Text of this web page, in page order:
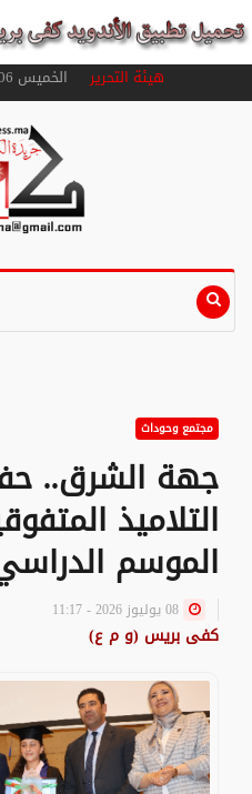
هيئة التحريرالخميس 06 غشت 2026 العدد : 5490
مجتمع وحوداث
جهة الشرق..
التلاميذ
الموسم الدراسي 2025-
كفى بريس (و م ع)